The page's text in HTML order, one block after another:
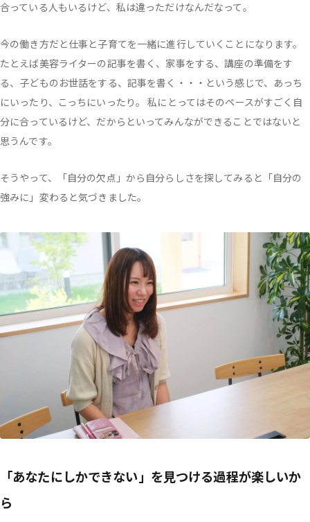
合っている人もいるけど、私は違っただけなんだなって。
今の働き方だと仕事と子育てを一緒に進行していくことになります。
たとえば美容ライターの記事を書く、家事をする、講座の準備をす
る、子どものお世話をする、記事を書く・・・という感じで、あっち
にいったり、こっちにいったり。 私にとってはそのペースがすごく自
分に合っているけど、だからといってみんなができることではないと
思うんです。
そうやって、「自分の欠点」から自分らしさを探してみると「自分の
強みに」変わると気づきました。
「あなたにしかできない」を見つける過程が楽しいか
ら